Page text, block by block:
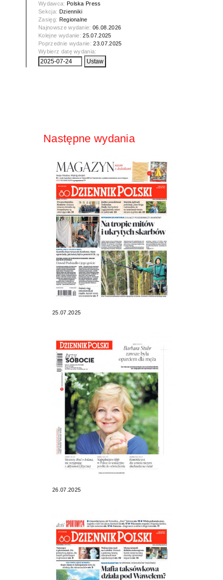
Wydawca: Polska Press
Sekcja: Dzienniki
Zasięg: Regionalne
Najnowsze wydanie:06.08.2026
Kolejne wydanie:25.07.2025
Poprzednie wydanie:23.07.2025
Wybierz datę wydania:
Następne wydania
25.07.2025
26.07.2025